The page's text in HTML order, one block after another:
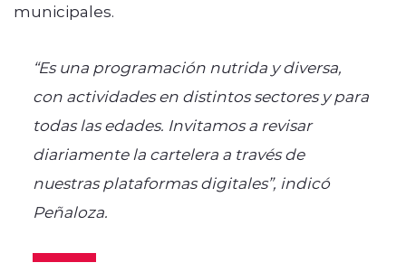
municipales.
“Es una programación nutrida y diversa,
con actividades en distintos sectores y para
todas las edades. Invitamos a revisar
diariamente la cartelera a través de
nuestras plataformas digitales”, indicó
Peñaloza.